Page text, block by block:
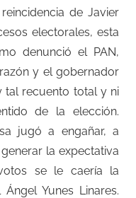
de Javier
electorales, esta
denunció el PAN,
y el gobernador
tal recuento total y ni
de la elección.
jugó a engañar, a
la expectativa
se le caería la
Yunes Linares.